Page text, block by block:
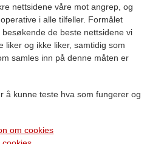
nettsidene våre mot angrep, og
i alle tilfeller. Formålet
de beste nettsidene vi
liker og ikke liker, samtidig som
samles inn på denne måten er
å kunne teste hva som fungerer og
om cookies